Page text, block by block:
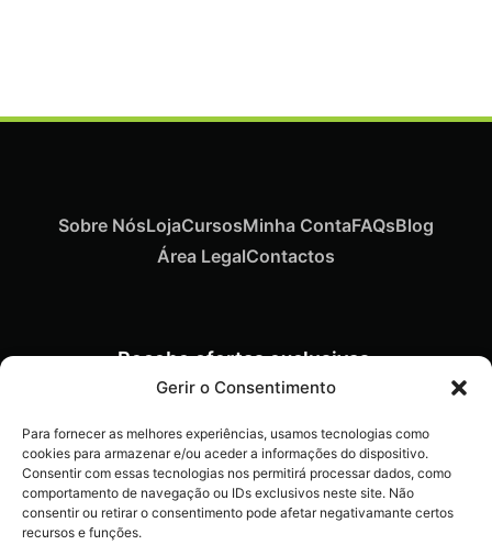
Gerir o Consentimento
Para fornecer as melhores experiências, usamos tecnologias como
cookies para armazenar e/ou aceder a informações do dispositivo.
Consentir com essas tecnologias nos permitirá processar dados, como
comportamento de navegação ou IDs exclusivos neste site. Não
consentir ou retirar o consentimento pode afetar negativamante certos
recursos e funções.
Recebe ofertas exclusivas,
novidades e dicas
teu e-mail.
Sobre NósLojaCursosMinha ContaFAQsBlog
Área LegalContactos